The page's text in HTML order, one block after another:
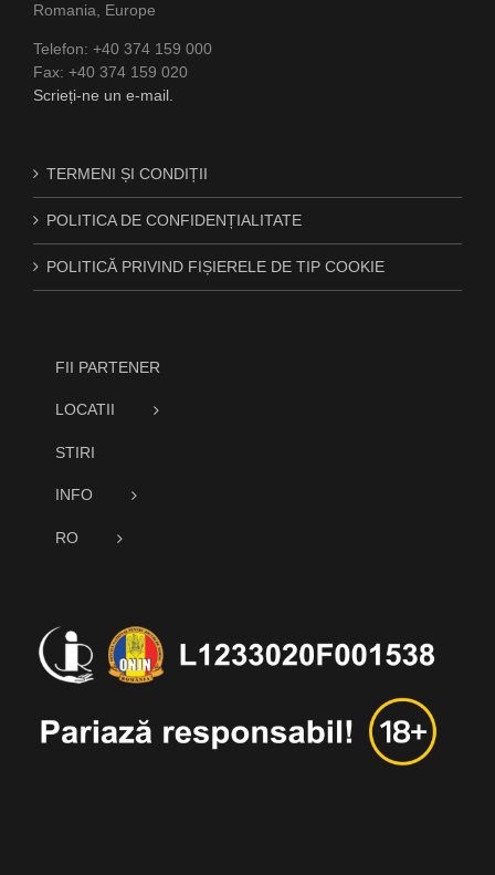
Romania, Europe
Telefon: +40 374 159 000
Fax: +40 374 159 020
Scrieți-ne un e-mail.
TERMENI ȘI CONDIȚII
POLITICA DE CONFIDENȚIALITATE
POLITICĂ PRIVIND FIȘIERELE DE TIP COOKIE
FII PARTENER
LOCATII
STIRI
INFO
RO